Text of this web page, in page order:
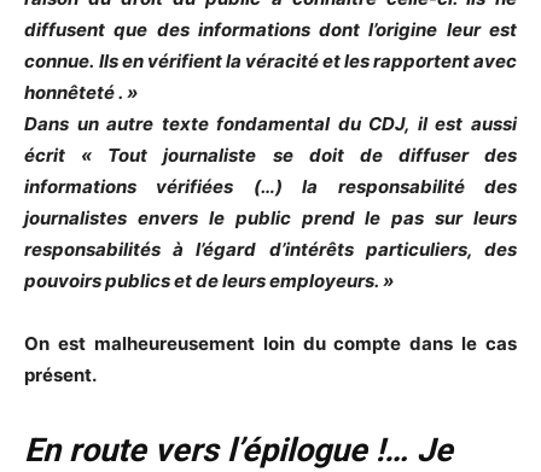
diffusent que des informations dont l’origine leur est
connue. Ils en vérifient la véracité et les rapportent avec
honnêteté . »
Dans un autre texte fondamental du CDJ, il est aussi
écrit « Tout journaliste se doit de diffuser des
informations vérifiées (…) la responsabilité des
journalistes envers le public prend le pas sur leurs
responsabilités à l’égard d’intérêts particuliers, des
pouvoirs publics et de leurs employeurs. »
On est malheureusement loin du compte dans le cas
présent.
En route vers l’épilogue !… Je